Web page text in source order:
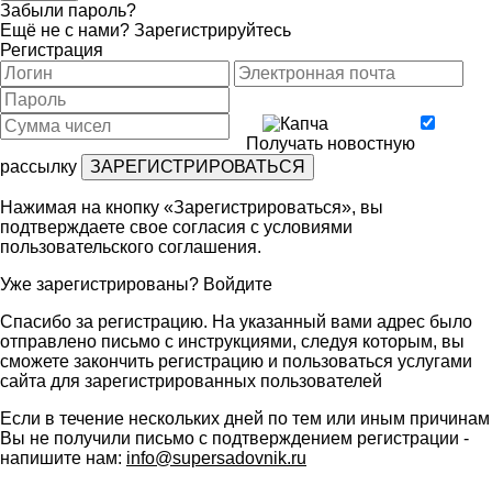
Забыли пароль?
Ещё не с нами? Зарегистрируйтесь
Регистрация
Получать новостную
рассылку
Нажимая на кнопку «Зарегистрироваться», вы
подтверждаете свое согласия с условиями
пользовательского соглашения.
Уже зарегистрированы? Войдите
Спасибо за регистрацию. На указанный вами адрес было
отправлено письмо с инструкциями, следуя которым, вы
сможете закончить регистрацию и пользоваться услугами
сайта для зарегистрированных пользователей
Если в течение нескольких дней по тем или иным причинам
Вы не получили письмо с подтверждением регистрации -
напишите нам: info@supersadovnik.ru